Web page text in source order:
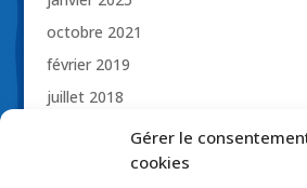
Gérer le
cookies
octobre 2021
février 2019
juillet 2018
novembre 2017
octobre 2017